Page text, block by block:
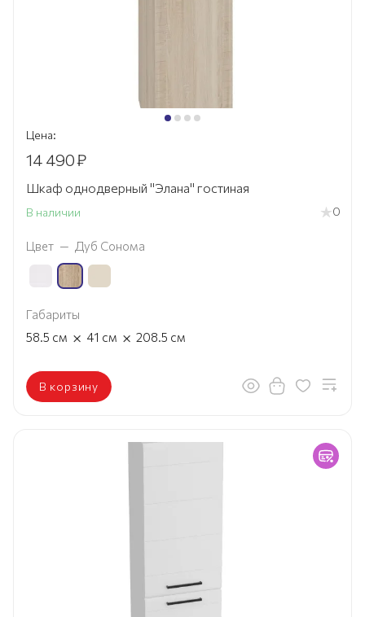
Цена:
14 490₽
Шкаф однодверный "Элана" гостиная
В наличии 0
Цвет — Дуб Сонома
Габариты
58.5 см × 41 см × 208.5 см
В корзину